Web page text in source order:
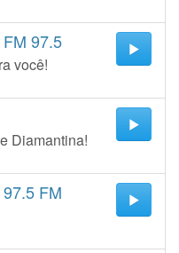
97.5
você!
Diamantina!
FM